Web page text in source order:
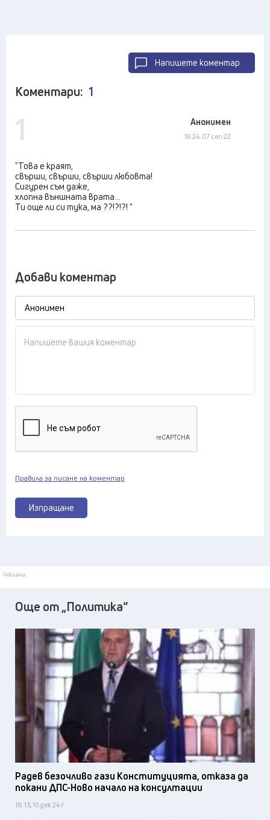
Напишете коментар
Коментари: 1
1 Анонимен
19:24, 07 сеп 22
"Това е краят,
свърши, свърши, свърши любовта!
Сигурен съм даже,
хлопна външната врата...
Ти още ли си тука, ма ??!?!?! "
Добави коментар
Изпращане
Правила за писане на коментар
Реклама
Още от „Политика“
Радев безочливо гази Конституцията, отказа да
покани ДПС-Ново начало на консултации
18:13, 10 дек 24 /